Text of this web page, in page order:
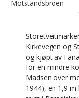
Motstandsbroen
Kirkevegen og
og kjøpt av
for en mindre
Madsen over
1944), en 1,9